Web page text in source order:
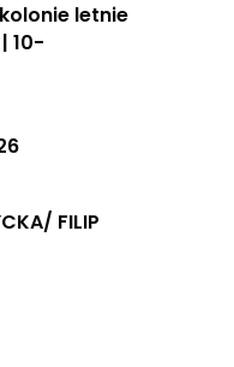
letnie
10-
FILIP